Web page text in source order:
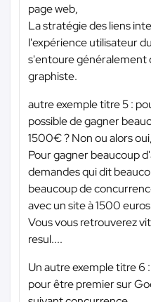
page web,
La stratégie des liens
l'expérience utilisateur
s'entoure généralement
graphiste.
autre exemple titre 5 :
possible de gagner
1500€ ? Non ou alors
Pour gagner beaucoup
demandes qui dit
beaucoup de
avec un site à 1500 euros
Vous vous retrouverez
resul....
Un autre exemple titre
pour être premier sur